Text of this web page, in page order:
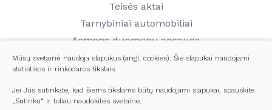
Teisės aktai
Tarnybiniai automobiliai
Asmens duomenų apsauga
Finansinių ataskaitų rinkiniai
Darbo užmokestis
Kontaktai
Mūsų svetainė naudoja slapukus (angl. cookies). Šie slapukai naudojami
statistikos ir rinkodaros tikslais.
Jei Jūs sutinkate, kad šiems tikslams būtų naudojami slapukai, spauskite
„Sutinku“ ir toliau naudokitės svetaine.